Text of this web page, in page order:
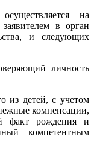
на
заявителем в орган
и следующих
личность
из детей, с учетом
компенсации,
факт рождения и
компетентным